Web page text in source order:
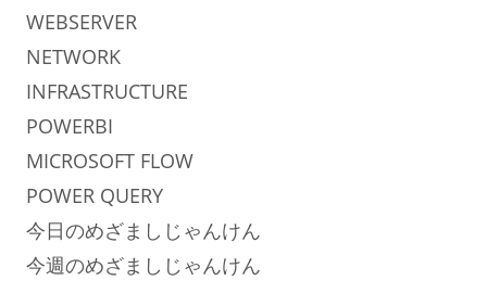
WEBSERVER
NETWORK
INFRASTRUCTURE
POWERBI
MICROSOFT FLOW
POWER QUERY
今日のめざましじゃんけん
今週のめざましじゃんけん